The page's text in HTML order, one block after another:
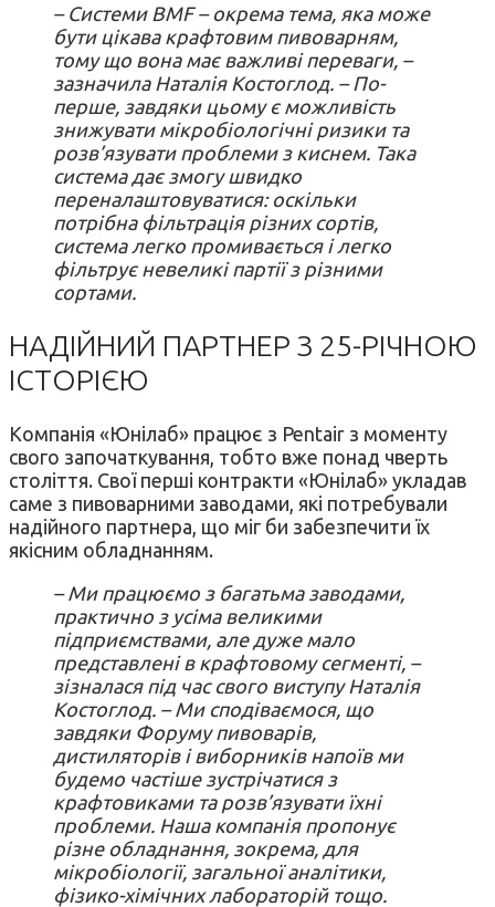
– Системи BMF – окрема тема, яка може
бути цікава крафтовим пивоварням,
тому що вона має важливі переваги, –
зазначила Наталія Костоглод. – По-
перше, завдяки цьому є можливість
знижувати мікробіологічні ризики та
розв’язувати проблеми з киснем. Така
система дає змогу швидко
переналаштовуватися: оскільки
потрібна фільтрація різних сортів,
система легко промивається і легко
фільтрує невеликі партії з різними
сортами.
НАДІЙНИЙ ПАРТНЕР З 25-РІЧНОЮ
ІСТОРІЄЮ
Компанія «Юнілаб» працює з Pentair з моменту
свого започаткування, тобто вже понад чверть
століття. Свої перші контракти «Юнілаб» укладав
саме з пивоварними заводами, які потребували
надійного партнера, що міг би забезпечити їх
якісним обладнанням.
– Ми працюємо з багатьма заводами,
практично з усіма великими
підприємствами, але дуже мало
представлені в крафтовому сегменті, –
зізналася під час свого виступу Наталія
Костоглод. – Ми сподіваємося, що
завдяки Форуму пивоварів,
дистиляторів і виборників напоїв ми
будемо частіше зустрічатися з
крафтовиками та розв’язувати їхні
проблеми. Наша компанія пропонує
різне обладнання, зокрема, для
мікробіології, загальної аналітики,
фізико-хімічних лабораторій тощо.